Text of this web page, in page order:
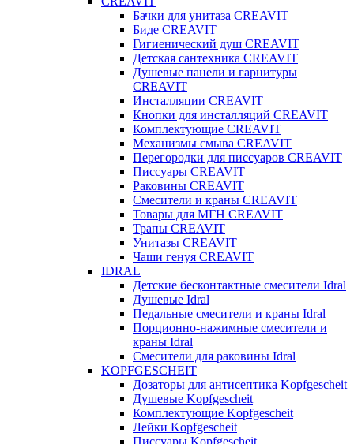
Бачки для унитаза CREAVIT
Биде CREAVIT
Гигиенический душ CREAVIT
Детская сантехника CREAVIT
Душевые панели и гарнитуры
CREAVIT
Инсталляции CREAVIT
Кнопки для инсталляций CREAVIT
Комплектующие CREAVIT
Механизмы смыва CREAVIT
Перегородки для писсуаров CREAVIT
Писсуары CREAVIT
Раковины CREAVIT
Смесители и краны CREAVIT
Товары для МГН CREAVIT
Трапы CREAVIT
Унитазы CREAVIT
Чаши генуя CREAVIT
IDRAL
Детские бесконтактные смесители Idral
Душевые Idral
Педальные смесители и краны Idral
Порционно-нажимные смесители и
краны Idral
Смеcители для раковины Idral
KOPFGESCHEIT
Дозаторы для антисептика Kopfgescheit
Душевые Kopfgescheit
Комплектующие Kopfgescheit
Лейки Kopfgescheit
Писсуары Kopfgescheit